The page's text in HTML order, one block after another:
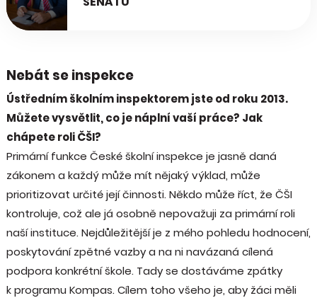
Nebát se inspekce
Ústředním školním inspektorem jste od roku 2013.
Můžete vysvětlit, co je náplní vaší práce? Jak
chápete roli ČŠI?
Primární funkce České školní inspekce je jasně daná
zákonem a každý může mít nějaký výklad, může
prioritizovat určité její činnosti. Někdo může říct, že ČŠI
kontroluje, což ale já osobně nepovažuji za primární roli
naší instituce. Nejdůležitější je z mého pohledu hodnocení,
poskytování zpětné vazby a na ni navázaná cílená
podpora konkrétní škole. Tady se dostáváme zpátky
k programu Kompas. Cílem toho všeho je, aby žáci měli